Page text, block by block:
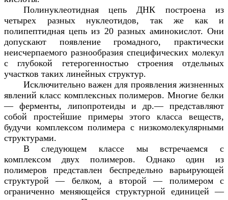
Полинуклеотидная цепь ДНК построена из
четырех разных нуклеотидов, так же как и
полипептидная цепь из 20 разных аминокислот. Они
допускают появление громадного, практически
неисчерпаемого разнообразия специфических молекул
с глубокой гетерогенностью строения отдельных
участков таких линейных структур.
Исключительно важен для проявления жизненных
явлений класс комплексных полимеров. Многие белки
— ферменты, липопротеиды и др.— представляют
собой простейшие примеры этого класса веществ,
будучи комплексом полимера с низкомолекулярными
структурами.
В следующем классе мы встречаемся с
комплексом двух полимеров. Однако один из
полимеров представлен беспредельно варьирующей
структурой — белком, а второй — полимером с
ограниченно меняющейся структурной единицей —